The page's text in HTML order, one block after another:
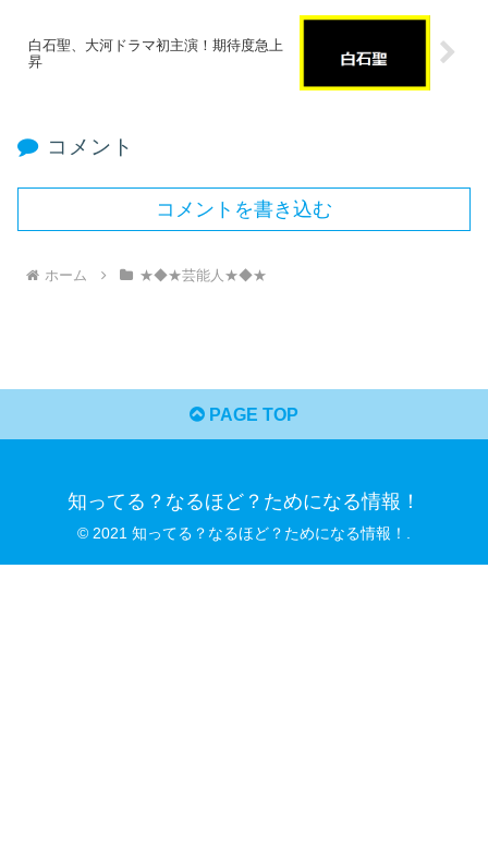
白石聖、大河ドラマ初主演！期待度急上
昇
コメント
コメントを書き込む
ホーム ★◆★芸能人★◆★
PAGE TOP
知ってる？なるほど？ためになる情報！
© 2021 知ってる？なるほど？ためになる情報！.